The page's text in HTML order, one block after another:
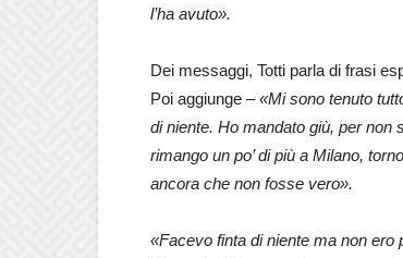
l’ha avuto».
Dei messaggi, Totti parla di frasi
Poi aggiunge –«Mi sono tenuto
di niente. Ho mandato giù, per non
rimango un po’ di più a Milano,
ancora che non fosse vero».
«Facevo finta di niente ma non ero